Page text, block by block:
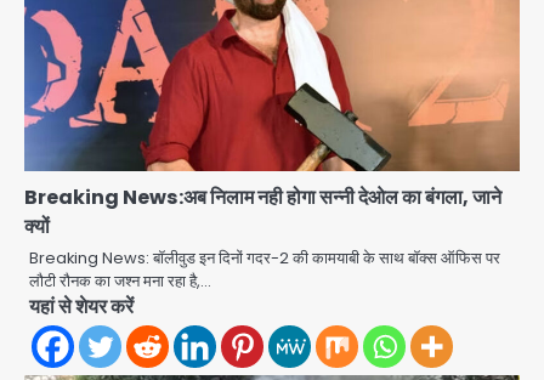
Breaking News:अब निलाम नही होगा सन्नी देओल का बंगला, जाने
क्यों
Breaking News: बॉलीवुड इन दिनों गदर-2 की कामयाबी के साथ बॉक्स ऑफिस पर
लौटी रौनक का जश्न मना रहा है,…
यहां से शेयर करें
2
Air India Phuket Delhi flight:
कैप्टन का डोप टेस्ट पॉजिटिव, 17 घायल;
Avinash Kumar